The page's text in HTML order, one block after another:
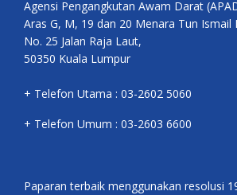
Agensi Pengangkutan Awam Darat
Aras G, M, 19 dan 20 Menara Tun Ismail
No. 25 Jalan Raja Laut,
50350 Kuala Lumpur
+ Telefon Utama : 03-2602 5060
+ Telefon Umum : 03-2603 6600
Paparan terbaik menggunakan resolusi